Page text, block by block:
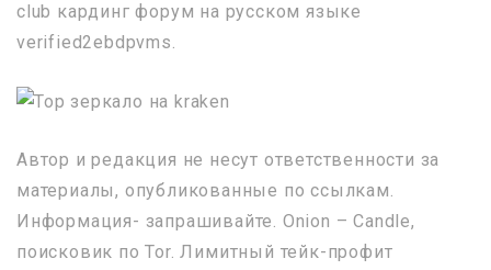
club кардинг форум на русском языке
verified2ebdpvms.
Автор и редакция не несут ответственности за
материалы, опубликованные по ссылкам.
Информация- запрашивайте. Onion – Candle,
поисковик по Tor. Лимитный тейк-профит